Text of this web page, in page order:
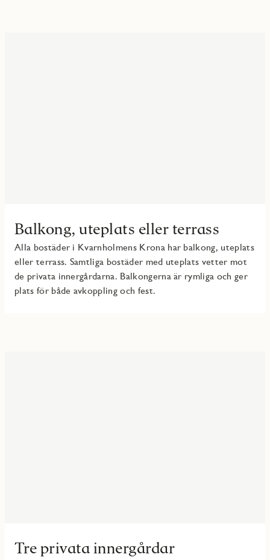
Balkong, uteplats eller terrass
Alla bostäder i Kvarnholmens Krona har balkong, uteplats
eller terrass. Samtliga bostäder med uteplats vetter mot
de privata innergårdarna. Balkongerna är rymliga och ger
plats för både avkoppling och fest.
Tre privata innergårdar